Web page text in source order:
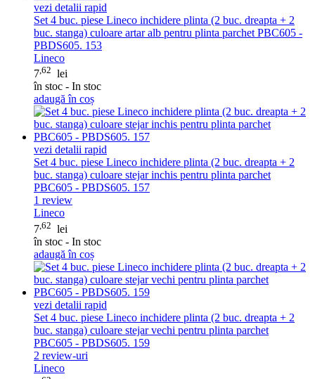
vezi detalii rapid
Set 4 buc. piese Lineco inchidere plinta (2 buc. dreapta + 2
buc. stanga) culoare artar alb pentru plinta parchet PBC605 -
PBDS605. 153
Lineco
7 ,62 lei
în stoc - In stoc
adaugă în coș
vezi detalii rapid
Set 4 buc. piese Lineco inchidere plinta (2 buc. dreapta + 2
buc. stanga) culoare stejar inchis pentru plinta parchet
PBC605 - PBDS605. 157
1 review
Lineco
7 ,62 lei
în stoc - In stoc
adaugă în coș
vezi detalii rapid
Set 4 buc. piese Lineco inchidere plinta (2 buc. dreapta + 2
buc. stanga) culoare stejar vechi pentru plinta parchet
PBC605 - PBDS605. 159
2 review-uri
Lineco